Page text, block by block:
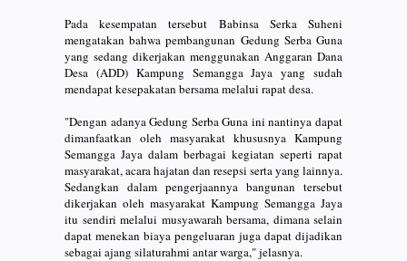
Pada kesempatan tersebut Babinsa Serka Suheni
mengatakan bahwa pembangunan Gedung Serba Guna
yang sedang dikerjakan menggunakan Anggaran Dana
Desa (ADD) Kampung Semangga Jaya yang sudah
mendapat kesepakatan bersama melalui rapat desa.
"Dengan adanya Gedung Serba Guna ini nantinya dapat
dimanfaatkan oleh masyarakat khususnya Kampung
Semangga Jaya dalam berbagai kegiatan seperti rapat
masyarakat, acara hajatan dan resepsi serta yang lainnya.
Sedangkan dalam pengerjaannya bangunan tersebut
dikerjakan oleh masyarakat Kampung Semangga Jaya
itu sendiri melalui musyawarah bersama, dimana selain
dapat menekan biaya pengeluaran juga dapat dijadikan
sebagai ajang silaturahmi antar warga," jelasnya.